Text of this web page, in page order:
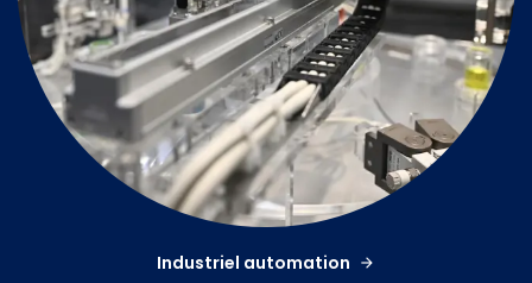
Industriel automation